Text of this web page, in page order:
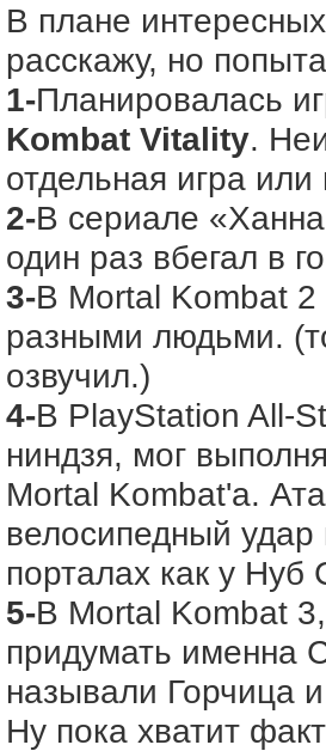
В плане
расскажу, но
1-Планировалась
Kombat Vitality.
отдельная игра
2-В сериале
один раз вбегал в
3-В Mortal Kombat
разными людьми.
озвучил.)
4-В PlayStation All-
ниндзя, мог
Mortal Kombat'a.
велосипедный удар
порталах как у
5-В Mortal Kombat
придумать именна
называли Горчица
Ну пока хватит